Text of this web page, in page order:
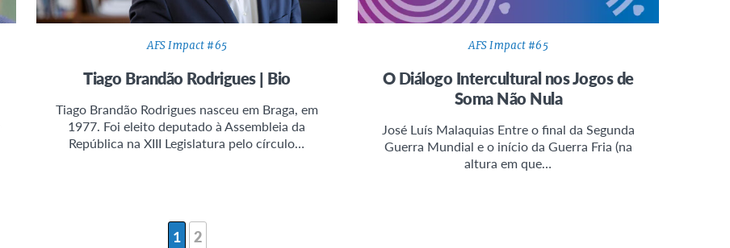
AFS Impact #65
Tiago Brandão Rodrigues | Bio
Tiago Brandão Rodrigues nasceu em Braga, em
1977. Foi eleito deputado à Assembleia da
República na XIII Legislatura pelo círculo…
AFS Impact #65
O Diálogo Intercultural nos Jogos de
Soma Não Nula
José Luís Malaquias Entre o final da Segunda
Guerra Mundial e o início da Guerra Fria (na
altura em que…
1 2